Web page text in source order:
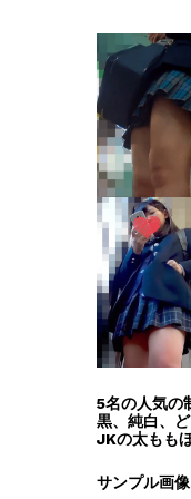
5名の人気の
黒、純白、
JKの太もも
サンプル画